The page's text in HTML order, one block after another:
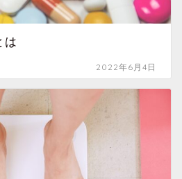
は
2022年6月4日